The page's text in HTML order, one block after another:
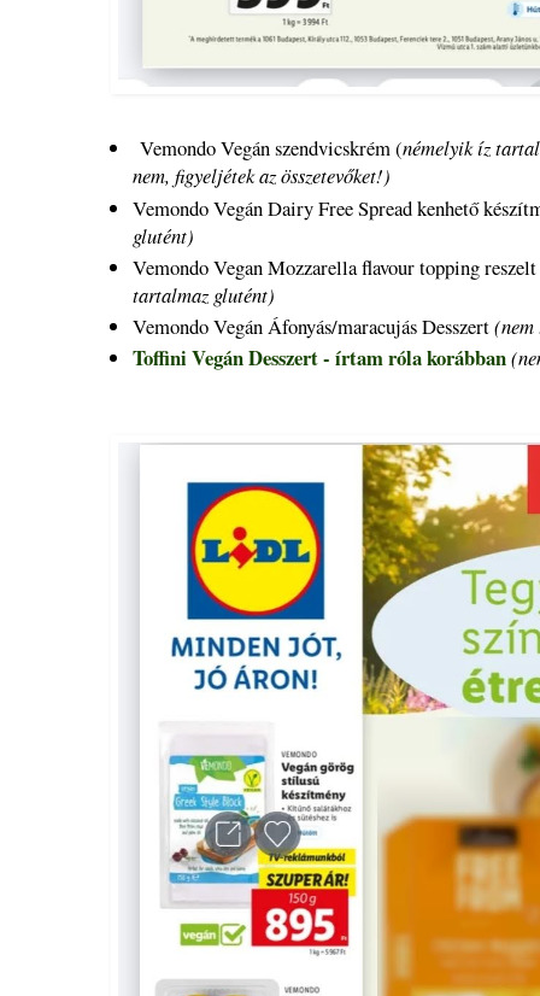
Vemondo Vegán szendvicskrém (némelyik íz
nem, figyeljétek az összetevőket!)
Vemondo Vegán Dairy Free Spread kenhető
glutént)
Vemondo Vegan Mozzarella flavour topping
tartalmaz glutént)
Vemondo Vegán Áfonyás/maracujás Desszert
Toffini Vegán Desszert - írtam róla korábban